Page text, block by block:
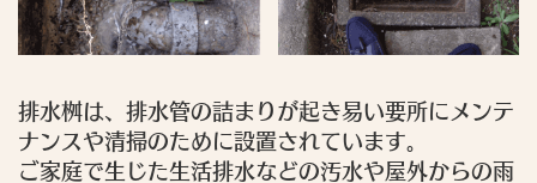
排水桝は、排水管の詰まりが起き易い要所にメンテ
ナンスや清掃のために設置されています。
ご家庭で生じた生活排水などの汚水や屋外からの雨